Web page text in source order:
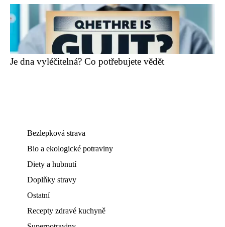
Je dna vyléčitelná? Co potřebujete vědět
Bezlepková strava
Bio a ekologické potraviny
Diety a hubnutí
Doplňky stravy
Ostatní
Recepty zdravé kuchyně